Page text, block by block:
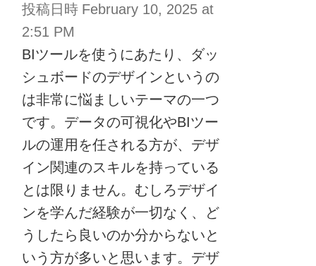
投稿日時 February 10, 2025 at
2:51 PM
BIツールを使うにあたり、ダッ
シュボードのデザインというの
は非常に悩ましいテーマの一つ
です。データの可視化やBIツー
ルの運用を任される方が、デザ
イン関連のスキルを持っている
とは限りません。むしろデザイ
ンを学んだ経験が一切なく、ど
うしたら良いのか分からないと
いう方が多いと思います。デザ